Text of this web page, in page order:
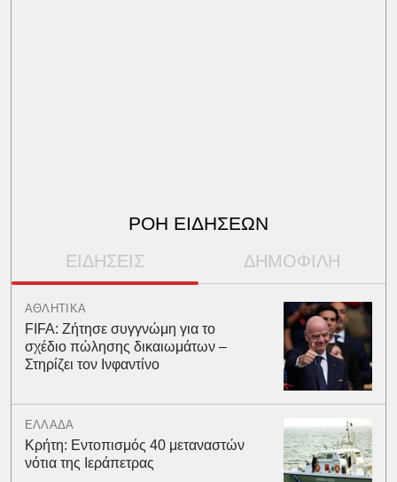
ΡΟΗ ΕΙΔΗΣΕΩΝ
ΕΙΔΗΣΕΙΣ ΔΗΜΟΦΙΛΗ
ΑΘΛΗΤΙΚΑ
FIFA: Ζήτησε συγγνώμη για το
σχέδιο πώλησης δικαιωμάτων –
Στηρίζει τον Ινφαντίνο
ΕΛΛΑΔΑ
Κρήτη: Εντοπισμός 40 μεταναστών
νότια της Ιεράπετρας